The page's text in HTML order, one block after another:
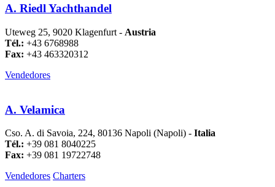
A. Riedl Yachthandel
Uteweg 25, 9020 Klagenfurt - Austria
Tél.: +43 6768988
Fax: +43 463320312
Vendedores
A. Velamica
Cso. A. di Savoia, 224, 80136 Napoli (Napoli) - Italia
Tél.: +39 081 8040225
Fax: +39 081 19722748
Vendedores Charters